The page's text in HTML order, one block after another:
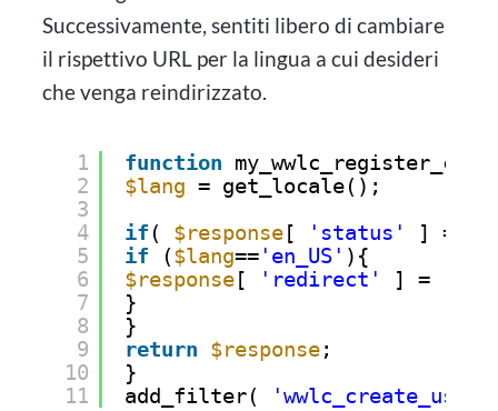
Successivamente, sentiti libero di cambiare
il rispettivo URL per la lingua a cui desideri
che venga reindirizzato.
1
2
3
4
5
6
7
8
9
10
11
function
$lang = get_locale();
if ( $response[ 'status' ] ==
if
($lang=='en_US' ){
$response[ 'redirect' ] =
}
}
return $response;
}
add_filter(